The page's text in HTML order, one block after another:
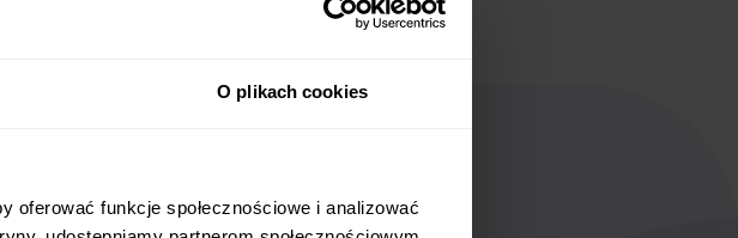
O plikach cookies
funkcje społecznościowe i analizować